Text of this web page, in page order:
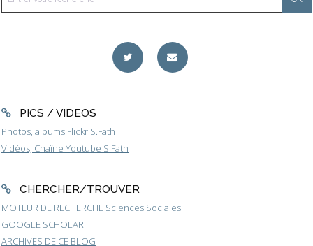
PICS / VIDEOS
Photos, albums Flickr S.Fath
Vidéos, Chaîne Youtube S.Fath
CHERCHER/TROUVER
MOTEUR DE RECHERCHE Sciences Sociales
GOOGLE SCHOLAR
ARCHIVES DE CE BLOG